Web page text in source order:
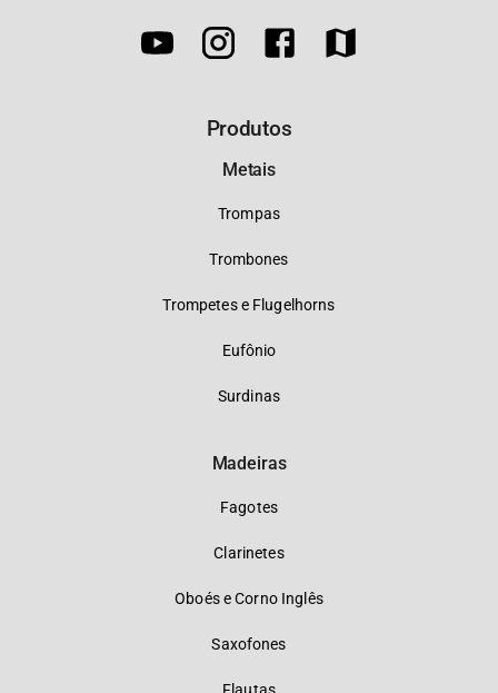
Produtos
Metais
Trompas
Trombones
Trompetes e Flugelhorns
Eufônio
Surdinas
Madeiras
Fagotes
Clarinetes
Oboés e Corno Inglês
Saxofones